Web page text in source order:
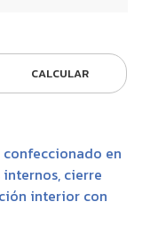
CALCULAR
confeccionado en
cierre
interior con